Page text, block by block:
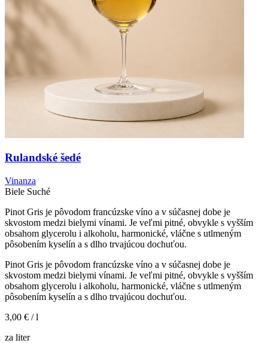
Rulandské šedé
Vinanza
Biele Suché
Pinot Gris je pôvodom francúzske víno a v súčasnej dobe je
skvostom medzi bielymi vínami. Je veľmi pitné, obvykle s vyšším
obsahom glycerolu i alkoholu, harmonické, vláčne s utlmeným
pôsobením kyselín a s dlho trvajúcou dochuťou.
Pinot Gris je pôvodom francúzske víno a v súčasnej dobe je
skvostom medzi bielymi vínami. Je veľmi pitné, obvykle s vyšším
obsahom glycerolu i alkoholu, harmonické, vláčne s utlmeným
pôsobením kyselín a s dlho trvajúcou dochuťou.
3,00 € / l
za liter